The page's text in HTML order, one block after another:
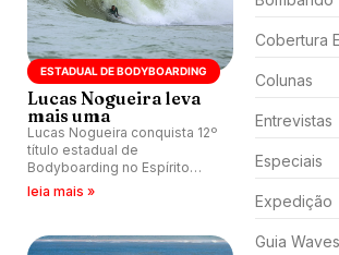
ESTADUAL DE BODYBOARDING
Lucas Nogueira leva
mais uma
Lucas Nogueira conquista 12º
título estadual de
Bodyboarding no Espírito
Santo.
leia mais »
Cobertura
Colunas
Entrevistas
Especiais
Expedição
Guia Waves